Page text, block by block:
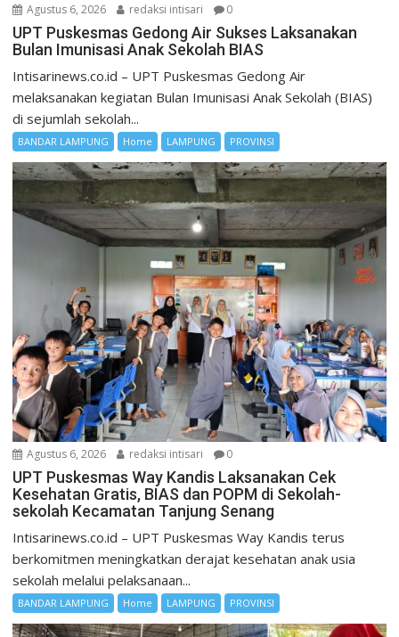
Agustus 6, 2026 redaksi intisari 0
UPT Puskesmas Gedong Air Sukses Laksanakan
Bulan Imunisasi Anak Sekolah BIAS
Intisarinews.co.id – UPT Puskesmas Gedong Air
melaksanakan kegiatan Bulan Imunisasi Anak Sekolah (BIAS)
di sejumlah sekolah...
BANDAR LAMPUNG Home LAMPUNG PROVINSI
Agustus 6, 2026 redaksi intisari 0
UPT Puskesmas Way Kandis Laksanakan Cek
Kesehatan Gratis, BIAS dan POPM di Sekolah-
sekolah Kecamatan Tanjung Senang
Intisarinews.co.id – UPT Puskesmas Way Kandis terus
berkomitmen meningkatkan derajat kesehatan anak usia
sekolah melalui pelaksanaan...
BANDAR LAMPUNG Home LAMPUNG PROVINSI